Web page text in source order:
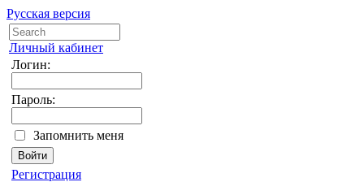
Русская версия
Личный кабинет
Логин:
Пароль:
Запомнить меня
Регистрация